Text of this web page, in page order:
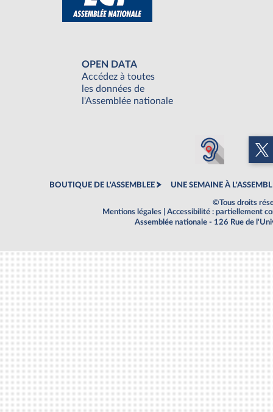
OPEN DATA
Accédez à toutes
les données de
l'Assemblée nationale
BOUTIQUE DE L'ASSEMBLEE UNE SEMAINE À
©Tous droits
Mentions légales
Accessibilité : partiellement
Assemblée nationale - 126 Rue de